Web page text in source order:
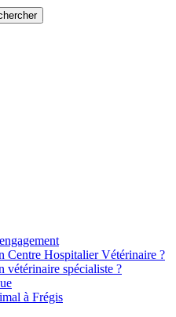
Centre Hospitalier Vétérinaire ?
vétérinaire spécialiste ?
à Frégis